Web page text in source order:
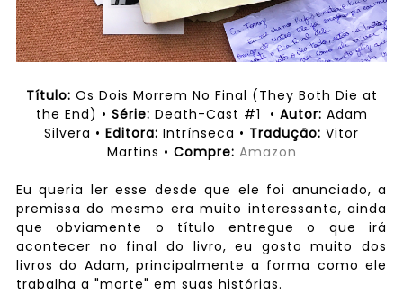
Título: Os Dois Morrem No Final (They Both Die at
the End) • Série: Death-Cast #1 • Autor: Adam
Silvera • Editora: Intrínseca • Tradução: Vitor
Martins • Compre: Amazon
Eu queria ler esse desde que ele foi anunciado, a
premissa do mesmo era muito interessante, ainda
que obviamente o título entregue o que irá
acontecer no final do livro, eu gosto muito dos
livros do Adam, principalmente a forma como ele
trabalha a "morte" em suas histórias.